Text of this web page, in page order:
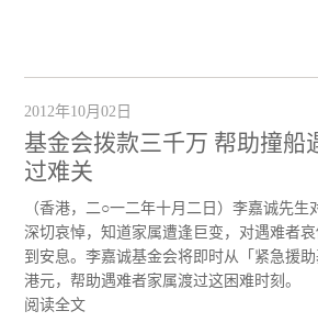
2012年10月02日
基金会拨款三千万 帮助撞船
过难关
（香港，二○一二年十月二日）李嘉诚先
深切哀悼，知道家属遭逢巨变，对遇难者
到安息。李嘉诚基金会将即时从「紧急援
港元，帮助遇难者家属渡过这困难时刻。
阅读全文